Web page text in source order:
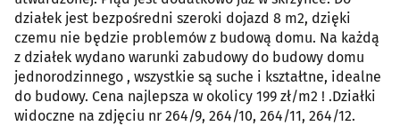
działek jest bezpośredni szeroki dojazd 8 m2, dzięki
czemu nie będzie problemów z budową domu. Na każdą
z działek wydano warunki zabudowy do budowy domu
jednorodzinnego , wszystkie są suche i kształtne, idealne
do budowy. Cena najlepsza w okolicy 199 zł/m2 ! .Działki
widoczne na zdjęciu nr 264/9, 264/10, 264/11, 264/12.